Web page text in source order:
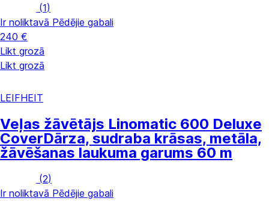
(1)
Ir noliktavā Pēdējie gabali
240 €
Likt grozā
Likt grozā
LEIFHEIT
Veļas žāvētājs Linomatic 600 Deluxe
CoverDārza, sudraba krāsas, metāla,
žāvēšanas laukuma garums 60 m
(2)
Ir noliktavā Pēdējie gabali